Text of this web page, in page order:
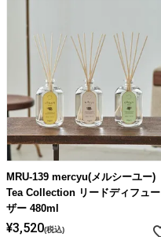
MRU-139 mercyu(メルシーユー)
Tea Collection リードディフュー
ザー 480ml
¥3,520 税込